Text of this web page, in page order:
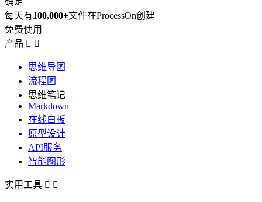
每天有100,000+文件在ProcessOn创建
免费使用
产品  
思维导图
流程图
思维笔记
Markdown
在线白板
原型设计
API服务
智能图形
实用工具  